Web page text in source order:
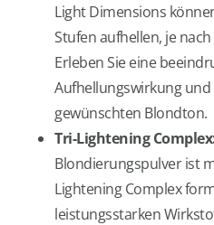
Light Dimensions
Stufen aufhellen, je
Erleben Sie eine
Aufhellungswirkung und
gewünschten Blondton.
Tri-Lightening
Blondierungspulver ist
Lightening Complex
leistungsstarken